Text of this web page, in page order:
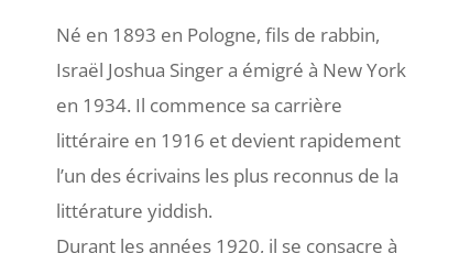
Né en 1893 en Pologne, fils de rabbin,
Israël Joshua Singer a émigré à New York
en 1934. Il commence sa carrière
littéraire en 1916 et devient rapidement
l’un des écrivains les plus reconnus de la
littérature yiddish.
Durant les années 1920, il se consacre à